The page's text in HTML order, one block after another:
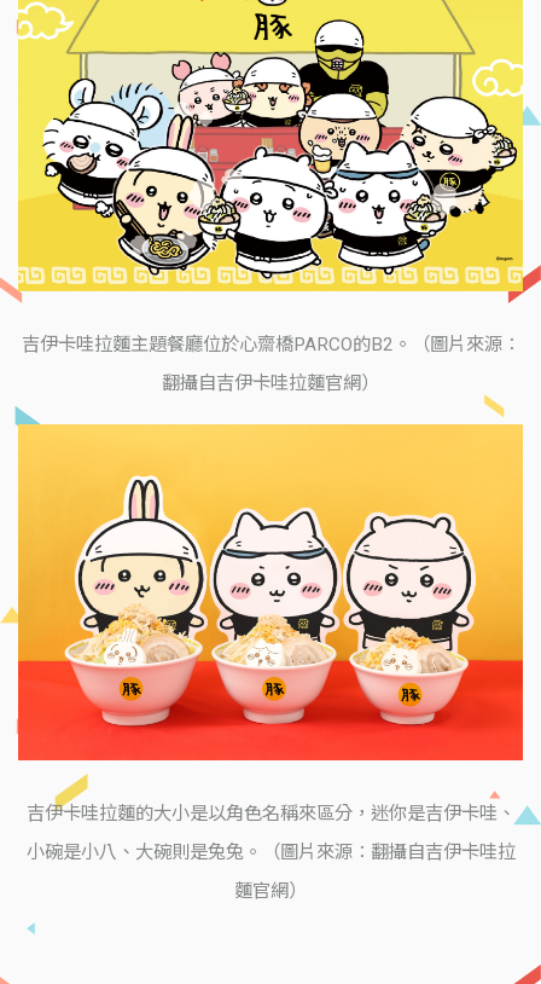
吉伊卡哇拉麵主題餐廳位於心齋橋PARCO的B2。（圖片來源：
翻攝自吉伊卡哇拉麵官網）
吉伊卡哇拉麵的大小是以角色名稱來區分，迷你是吉伊卡哇、
小碗是小八、大碗則是兔兔。（圖片來源：翻攝自吉伊卡哇拉
麵官網）